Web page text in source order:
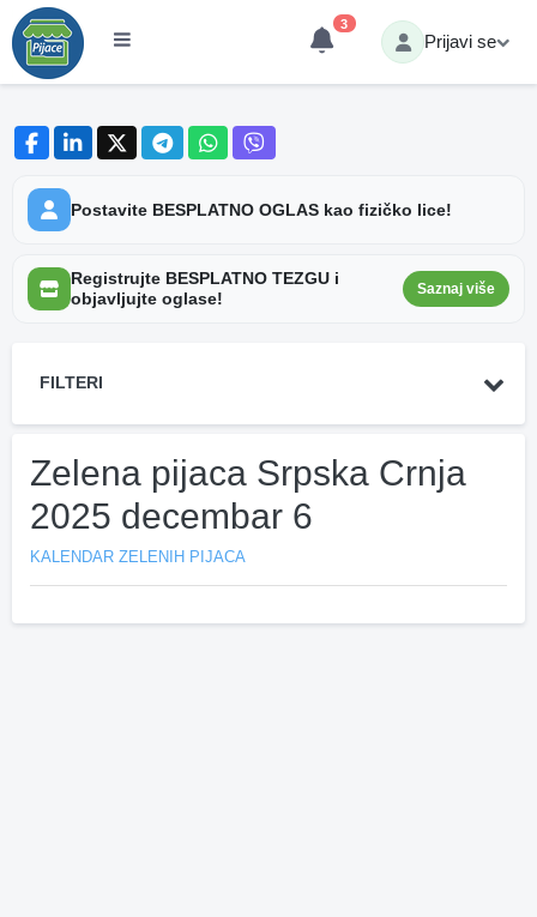
3
Prijavi se
Postavite BESPLATNO OGLAS kao fizičko lice!
Registrujte BESPLATNO TEZGU i
objavljujte oglase!
Saznaj više
FILTERI
Zelena pijaca Srpska Crnja
2025 decembar 6
KALENDAR ZELENIH PIJACA